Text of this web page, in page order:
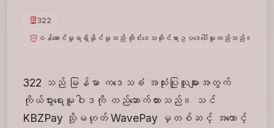
322
ဝန်ဆောင်မှုရရှိနိုင်မှုသည် တိုင်းဒေသဆိုင်ရာဥပဒေပေါ်မူတည်သည်။ အသုံ
322 သည် မြန်မာ ကဒေသခံ အသုံးပြုသူများအတွက်
ကိုယ်ပွားရေးမူဝါဒကို တည်ဆောက်ထားသည်။ သင်
KBZPay သို့မဟုတ် WavePay မှတစ်ဆင့် အကောင့်